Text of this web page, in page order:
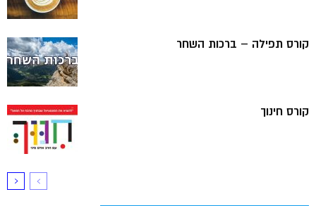
קורס תפילה – ברכות השחר
קורס חינוך